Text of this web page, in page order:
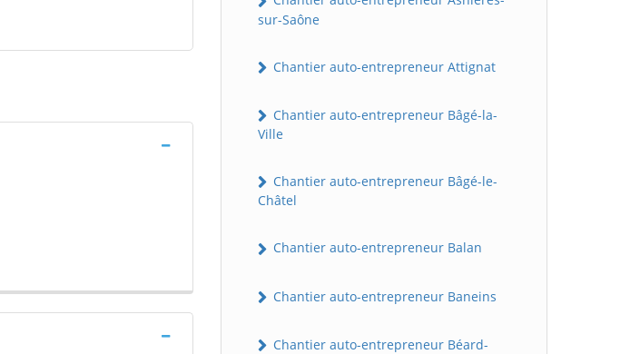
sur-Saône
Chantier auto-entrepreneur Attignat
Chantier auto-entrepreneur Bâgé-la-
Ville
Chantier auto-entrepreneur Bâgé-le-
Châtel
Chantier auto-entrepreneur Balan
Chantier auto-entrepreneur Baneins
Chantier auto-entrepreneur Béard-